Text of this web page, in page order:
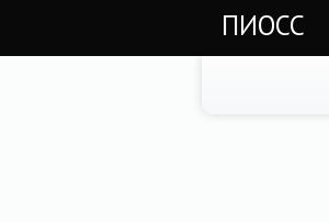
ПИОСС